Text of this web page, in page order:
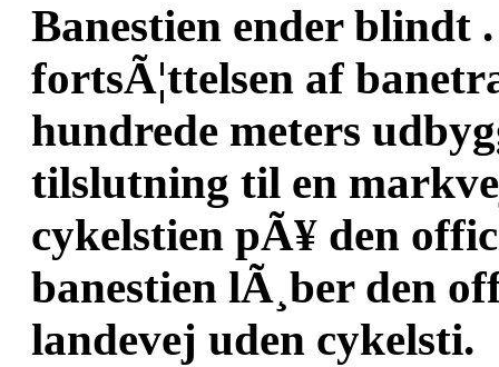
Banestien ender blindt
fortsÃ¦ttelsen af
hundrede meters
tilslutning til en
cykelstien pÃ¥ den
banestien lÃ¸ber den
landevej uden cykelsti.